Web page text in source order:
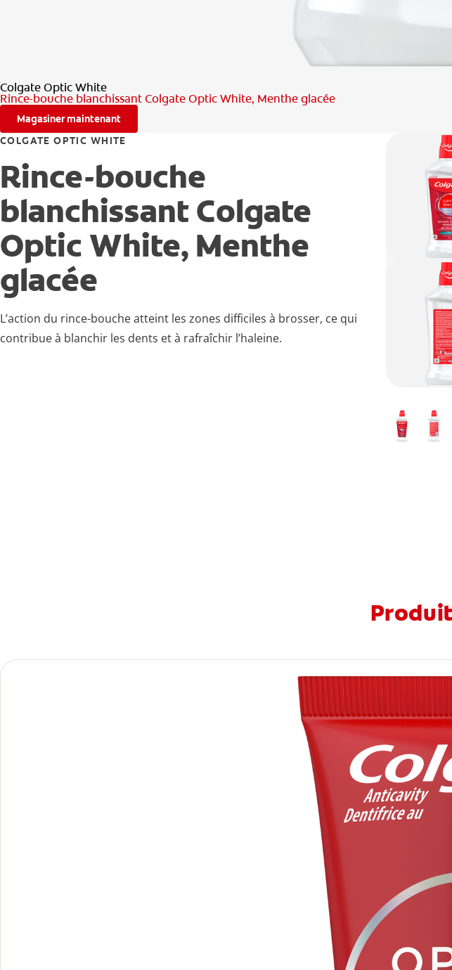
Colgate Optic White
Rince-bouche blanchissant Colgate Optic White, Menthe glacée
Magasiner maintenant
COLGATE OPTIC WHITE
Rince-bouche
blanchissant Colgate
Optic White, Menthe
glacée
L’action du rince-bouche atteint les zones difficiles à brosser, ce qui
contribue à blanchir les dents et à rafraîchir l’haleine.